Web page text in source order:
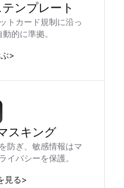
ンプレート
トカード規制に沿っ
的に準拠。
>
スキング
防ぎ、敏感情報はマ
イバシーを保護。
見る>